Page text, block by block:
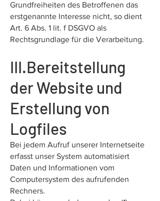
Grundfreiheiten des Betroffenen das
erstgenannte Interesse nicht, so dient
Art. 6 Abs. 1 lit. f DSGVO als
Rechtsgrundlage für die Verarbeitung.
III.Bereitstellung
der Website und
Erstellung von
Logfiles
Bei jedem Aufruf unserer Internetseite
erfasst unser System automatisiert
Daten und Informationen vom
Computersystem des aufrufenden
Rechners.